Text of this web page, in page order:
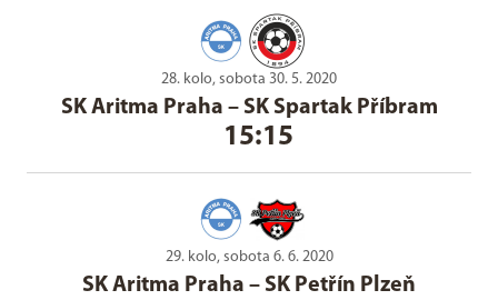
28. kolo, sobota 30. 5. 2020
SK Aritma Praha – SK Spartak Příbram
15:15
29. kolo, sobota 6. 6. 2020
SK Aritma Praha – SK Petřín Plzeň